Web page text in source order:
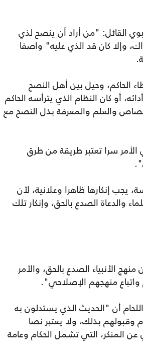
القائل: "من أراد أن ينصح لذي
وإلا كان قد الذي عليه" واصفا
الحاكم، وحيل بين أهل النصح
أو كان النظام الذي يترأسه الحاكم
والعلم والمعرفة بذل النصح مع
سرا تعتبر طريقة من طرق
يجب إنكارها ظاهرا وعلانية، لأن
والدعاة الصدع بالحق، وإنكار تلك
الأنبياء الصدع بالحق، والأمر
منهجهم الإصلاحي".
أن "الحديث الذي يستدلون به
وقبولهم بذلك، ولا يعتبر نصا
المنكر، التي تشمل الحكام وعامة